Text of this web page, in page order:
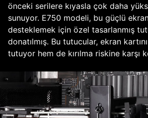
önceki serilere kıyasla çok daha
sunuyor. E750 modeli, bu güçlü
desteklemek için özel tasarlanmış
donatılmış. Bu tutucular, ekran
tutuyor hem de kırılma riskine karşı